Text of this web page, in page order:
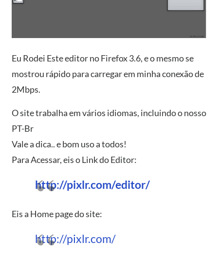
Eu Rodei Este editor no Firefox 3.6, e o mesmo se
mostrou rápido para carregar em minha conexão de
2Mbps.
O site trabalha em vários idiomas, incluindo o nosso
PT-Br
Vale a dica.. e bom uso a todos!
Para Acessar, eis o Link do Editor:
http://pixlr.com/editor/
Eis a Home page do site:
http://pixlr.com/